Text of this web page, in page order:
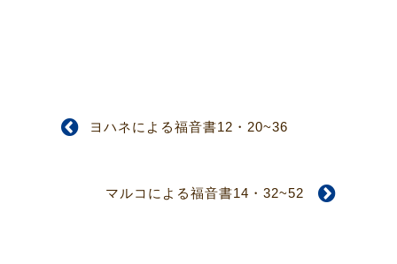
ヨハネによる福音書12・20~36
マルコによる福音書14・32~52